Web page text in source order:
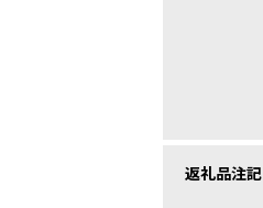
返礼品注記